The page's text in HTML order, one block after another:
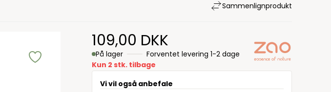
Sammenlignprodukt
109,00 DKK
På lager
Forventet levering 1-2 dage
Kun 2 stk. tilbage
Vi vil også anbefale